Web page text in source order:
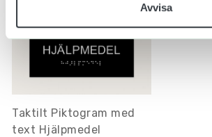
Avvisa
Taktilt Piktogram med
text Hjälpmedel